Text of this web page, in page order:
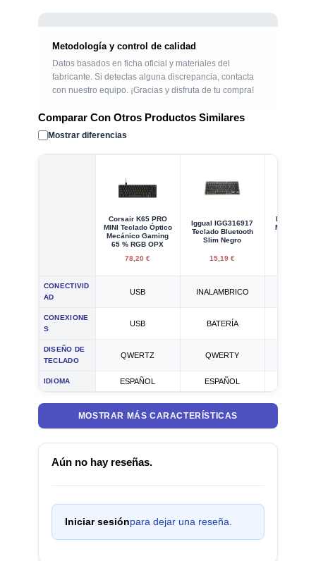
Metodología y control de calidad
Datos basados en ficha oficial y materiales del
fabricante. Si detectas alguna discrepancia, contacta
con nuestro equipo. ¡Gracias y disfruta de tu compra!
Comparar Con Otros Productos Similares
Mostrar diferencias
Corsair K65 PRO
MINI Teclado Óptico
Mecánico Gaming
65 % RGB OPX
78,20 €
Iggual IGG316917
Teclado Bluetooth
Slim Negro
15,19 €
Iggual
Mini
CONECTIVID
AD
USB INALAMBRICO
CONEXIONE
S
USB BATERÍA
DISEÑO DE
TECLADO
QWERTZ QWERTY
IDIOMA ESPAÑOL ESPAÑOL
MOSTRAR MÁS CARACTERÍSTICAS
Aún no hay reseñas.
Iniciar sesiónpara dejar una reseña.